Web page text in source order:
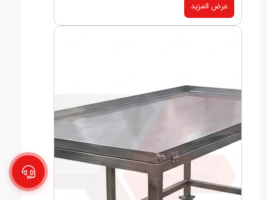
عرض المزيد